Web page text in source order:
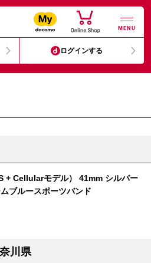
MENU
ログインする
+ Cellularモデル） 41mm シルバー
ブルースポーツバンド
川県